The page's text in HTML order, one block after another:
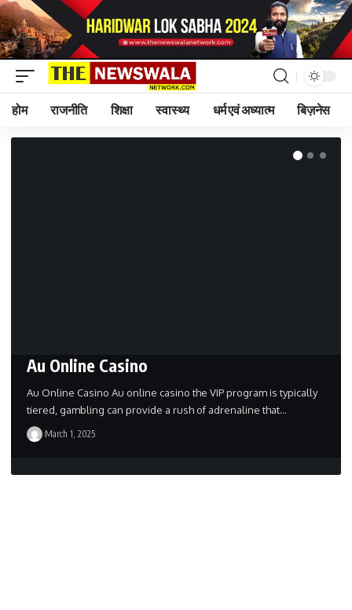
होम राजनीति शिक्षा स्वास्थ्य धर्म एवं अध्यात्म बिज़नेस
Au Online Casino
Au Online Casino Au online casino the VIP program is typically
tiered, gambling can provide a rush of adrenaline that…
March 1, 2025